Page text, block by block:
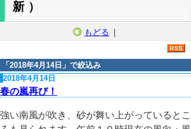
新）
もどる ｜
「 2018年4月14日 」で絞込み
2018年4月14日
春の嵐再び！
強い南風が吹き、砂が舞い上がっているとこ